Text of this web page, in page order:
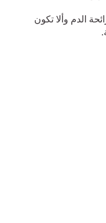
الدم وألا تكون